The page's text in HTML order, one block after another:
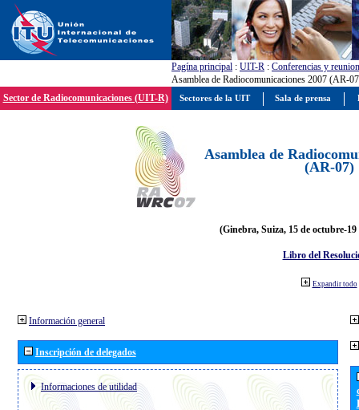
Pagína principal : UIT-R : Conferencias y
Asamblea de Radiocomunicaciones 2007 (AR-
Sector de Radiocomunicaciones (UIT-R)
Asamblea de
(AR-07)
(Ginebra, Suiza, 15 de octubre-19
Libro del
Expandir todo
Información general
Inscripción de delegados
Informaciones de utilidad
Sectores de la UIT Sala de prensa